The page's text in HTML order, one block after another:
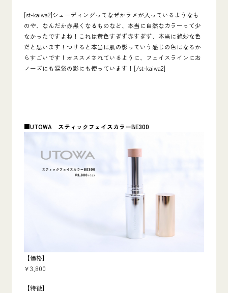
[st-kaiwa2]シェーディングってなぜかラメが入っているようなも
のや、なんだか赤黒くなるものなど、本当に自然なカラーって少
なかったですよね！これは黄色すぎず赤すぎず、本当に絶妙な色
だと思います！つけると本当に肌の影っていう感じの色になるか
らすごいです！オススメされているように、フェイスラインにお
ノーズにも涙袋の影にも使っています！[/st-kaiwa2]
■UTOWA スティックフェイスカラーBE300
【価格】
￥3,800
【特徴】